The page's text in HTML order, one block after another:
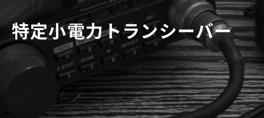
特定小電力トランシーバー